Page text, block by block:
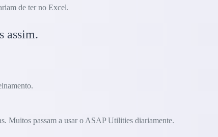
de ter no Excel.
assim.
Muitos passam a usar o ASAP Utilities diariamente.